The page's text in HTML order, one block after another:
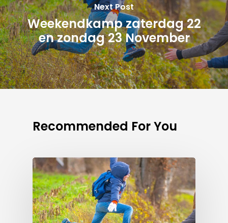
Next Post
Weekendkamp zaterdag 22
en zondag 23 November
Recommended For You